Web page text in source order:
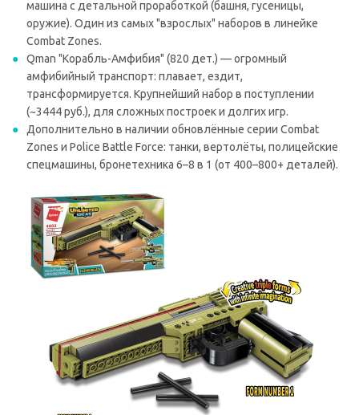
машина с детальной проработкой (башня, гусеницы,
оружие). Один из самых "взрослых" наборов в линейке
Combat Zones.
Qman "Корабль-Амфибия" (820 дет.) — огромный
амфибийный транспорт: плавает, ездит,
трансформируется. Крупнейший набор в поступлении
(~3444 руб.), для сложных построек и долгих игр.
Дополнительно в наличии обновлённые серии Combat
Zones и Police Battle Force: танки, вертолёты, полицейские
спецмашины, бронетехника 6–8 в 1 (от 400–800+ деталей).